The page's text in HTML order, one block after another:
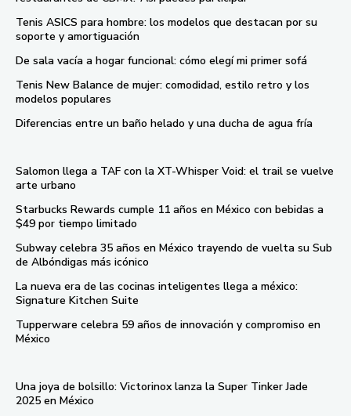
Tenis ASICS para hombre: los modelos que destacan por su
soporte y amortiguación
De sala vacía a hogar funcional: cómo elegí mi primer sofá
Tenis New Balance de mujer: comodidad, estilo retro y los
modelos populares
Diferencias entre un baño helado y una ducha de agua fría
Salomon llega a TAF con la XT-Whisper Void: el trail se vuelve
arte urbano
Starbucks Rewards cumple 11 años en México con bebidas a
$49 por tiempo limitado
Subway celebra 35 años en México trayendo de vuelta su Sub
de Albóndigas más icónico
La nueva era de las cocinas inteligentes llega a méxico:
Signature Kitchen Suite
Tupperware celebra 59 años de innovación y compromiso en
México
Una joya de bolsillo: Victorinox lanza la Super Tinker Jade
2025 en México